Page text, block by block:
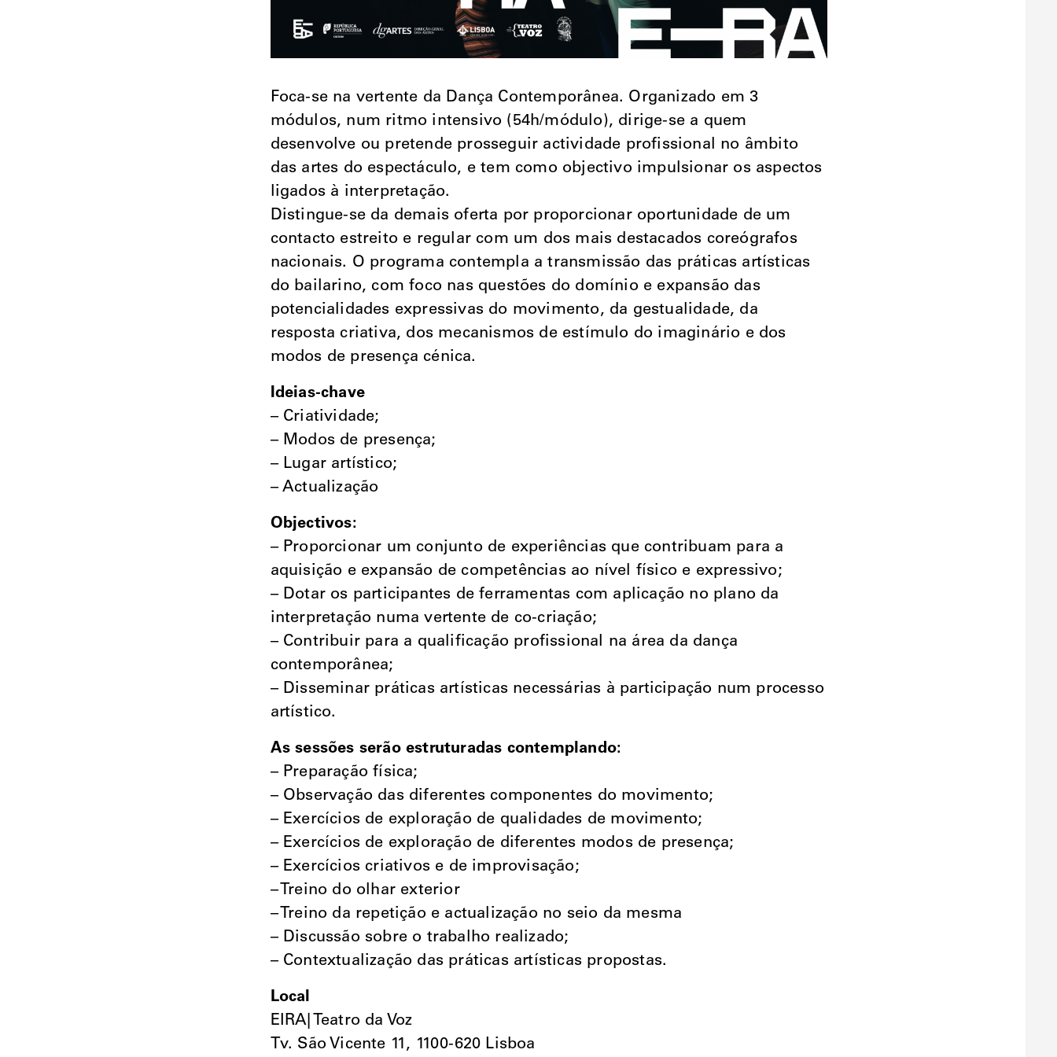
Foca-se na vertente da Dança Contemporânea. Organizado em 3
módulos, num ritmo intensivo (54h/módulo), dirige-se a quem
desenvolve ou pretende prosseguir actividade profissional no âmbito
das artes do espectáculo, e tem como objectivo impulsionar os aspectos
ligados à interpretação.
Distingue-se da demais oferta por proporcionar oportunidade de um
contacto estreito e regular com um dos mais destacados coreógrafos
nacionais. O programa contempla a transmissão das práticas artísticas
do bailarino, com foco nas questões do domínio e expansão das
potencialidades expressivas do movimento, da gestualidade, da
resposta criativa, dos mecanismos de estímulo do imaginário e dos
modos de presença cénica.
Ideias-chave
– Criatividade;
– Modos de presença;
– Lugar artístico;
– Actualização
Objectivos:
– Proporcionar um conjunto de experiências que contribuam para a
aquisição e expansão de competências ao nível físico e expressivo;
– Dotar os participantes de ferramentas com aplicação no plano da
interpretação numa vertente de co-criação;
– Contribuir para a qualificação profissional na área da dança
contemporânea;
– Disseminar práticas artísticas necessárias à participação num processo
artístico.
As sessões serão estruturadas contemplando:
– Preparação física;
– Observação das diferentes componentes do movimento;
– Exercícios de exploração de qualidades de movimento;
– Exercícios de exploração de diferentes modos de presença;
– Exercícios criativos e de improvisação;
– Treino do olhar exterior
– Treino da repetição e actualização no seio da mesma
– Discussão sobre o trabalho realizado;
– Contextualização das práticas artísticas propostas.
Local
EIRA| Teatro da Voz
Tv. São Vicente 11, 1100-620 Lisboa